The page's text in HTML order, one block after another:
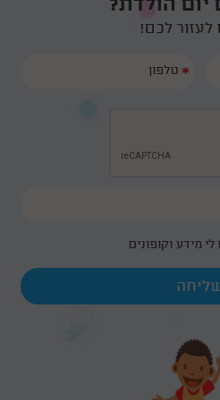
יום הולדת?
לעזור לכם!
*
מידע וקופונים